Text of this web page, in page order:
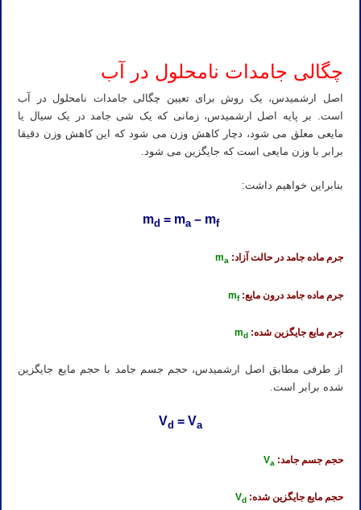
چگالی جامدات نامحلول در آب
اصل ارشمیدس، یک روش برای تعیین چگالی جامدات نامحلول در آب
است. بر پایه اصل ارشمیدس، زمانی که یک شی جامد در یک سیال یا
مایعی معلق می شود، دچار کاهش وزن می شود که این کاهش وزن دقیقا
برابر با وزن مایعی است که جایگزین می شود.
بنابراین خواهیم داشت:
md = ma– mf
جرم ماده جامد در حالت آزاد: ma
جرم ماده جامد درون مایع: mf
جرم مایع جایگزین شده: md
از طرفی مطابق اصل ارشمیدس، حجم جسم جامد با حجم مایع جایگزین
شده برابر است.
Vd = Va
حجم جسم جامد: Va
حجم مایع جایگزین شده: Vd